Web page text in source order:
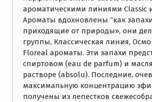
ароматическими линиями Classic
Ароматы вдохновлены “как
приходящие от природы», они
группы, Классическая линия,
Floreal ароматы. Эти запахи
спиртовом (eau de parfum) и
растворе (absolu). Последние,
максимальную концентрацию
получены из лепестков